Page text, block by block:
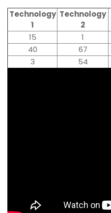
Technology
1
Technology
2
15
1
40
67
3
54